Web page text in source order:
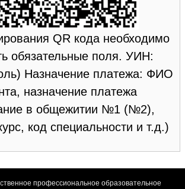
QR кода необходимо
обязательные поля. УИН:
Назначение платежа: ФИО
назначение платежа
в общежитии №1 (№2),
код специальности и т.д.)
профессиональное образовательное